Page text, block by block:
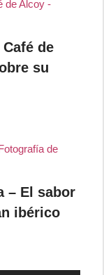
de
su
– El sabor
ibérico